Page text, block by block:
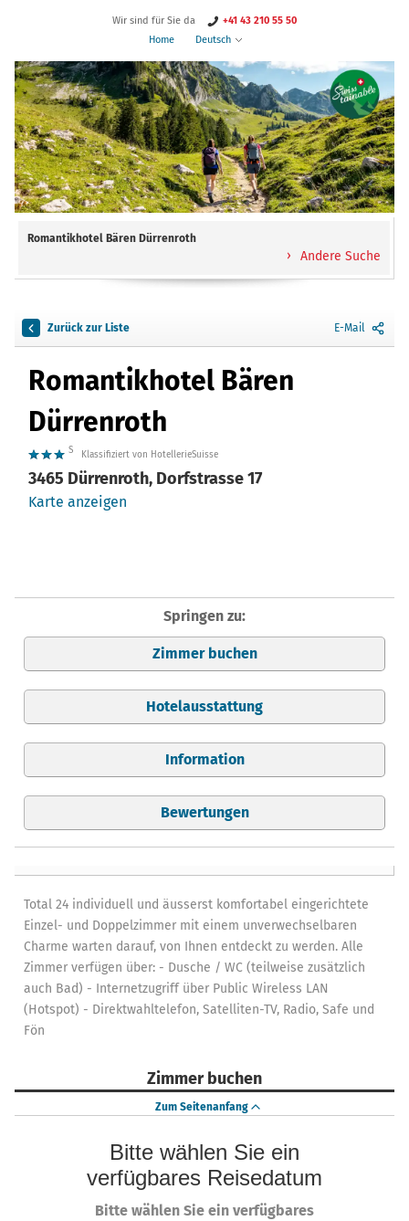
Wir sind für Sie da
+41 43 210 55 50
Home
Deutsch
Romantikhotel Bären Dürrenroth
Andere Suche
Zurück zur Liste E-Mail
Romantikhotel Bären
Dürrenroth
S Klassifiziert von HotellerieSuisse
3465 Dürrenroth, Dorfstrasse 17
Karte anzeigen
Springen zu:
Zimmer buchen
Hotelausstattung
Information
Bewertungen
Total 24 individuell und äusserst komfortabel eingerichtete
Einzel- und Doppelzimmer mit einem unverwechselbaren
Charme warten darauf, von Ihnen entdeckt zu werden. Alle
Zimmer verfügen über: - Dusche / WC (teilweise zusätzlich
auch Bad) - Internetzugriff über Public Wireless LAN
(Hotspot) - Direktwahltelefon, Satelliten-TV, Radio, Safe und
Fön
Zimmer buchen
Zum Seitenanfang
Bitte wählen Sie ein
verfügbares Reisedatum
Bitte wählen Sie ein verfügbares